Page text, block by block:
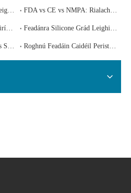
Conas Monaróir Silicone Leighis Iontaofa a Roghnú sa tSín: Treoir Mheasúnaithe Céim ar Chéim do Cheannaitheoirí Domhanda FDA vs CE vs NMPA: Rialacháin maidir le Feistí Leighis a Nascleanúint le haghaidh Táirgí Silicone
Catheters Silicone Foley: Airíonna Ábhar agus Caighdeáin Déantúsaíochta Feadánra Silicone Grád Leighis le haghaidh Ciorcaid Riospráide: Riachtanais Chomhlíonta
Silicone Cured Platanam Vs Sárocsaíd: Cé acu is Fearr Do d'Iarratas? Roghnú Feadáin Caidéil Peristaltacha: Airíonna Ábhar agus Tosca Feidhmíochta